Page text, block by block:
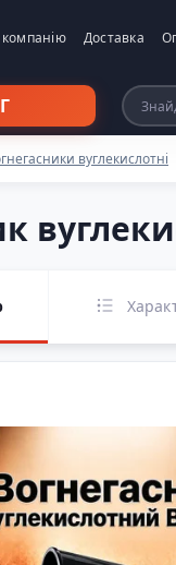
Доставка
вуглекислотні